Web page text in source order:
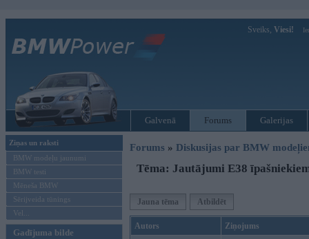
Sveiks, Viesi!
Galvenā Forums Galerijas
Ziņas un raksti
BMW modeļu jaunumi
BMW testi
Mēneša BMW
Sērijveida tūnings
Vel...
Gadījuma bilde
Forums » Diskusijas par BMW
Tēma: Jautājumi E38
Jauna tēma Atbildēt
Autors Ziņojums